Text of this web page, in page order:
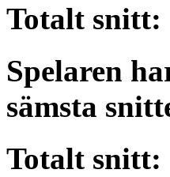
Totalt snitt:
Spelaren
sämsta
Totalt snitt: